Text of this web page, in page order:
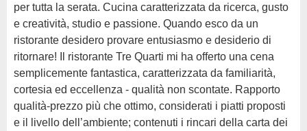
per tutta la serata. Cucina caratterizzata da ricerca, gusto
e creatività, studio e passione. Quando esco da un
ristorante desidero provare entusiasmo e desiderio di
ritornare! Il ristorante Tre Quarti mi ha offerto una cena
semplicemente fantastica, caratterizzata da familiarità,
cortesia ed eccellenza - qualità non scontate. Rapporto
qualità-prezzo più che ottimo, considerati i piatti proposti
e il livello dell’ambiente; contenuti i rincari della carta dei